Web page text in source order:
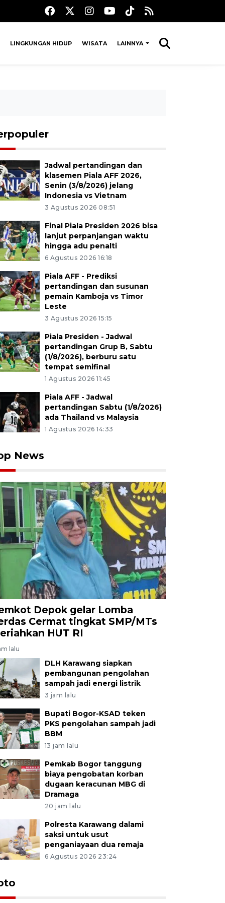
LINGKUNGAN HIDUP WISATA LAINNYA
Jadwal pertandingan dan
klasemen Piala AFF 2026,
Senin (3/8/2026) jelang
Indonesia vs Vietnam
3 Agustus 2026 08:51
Final Piala Presiden 2026 bisa
lanjut perpanjangan waktu
hingga adu penalti
6 Agustus 2026 16:18
Piala AFF - Prediksi
pertandingan dan susunan
pemain Kamboja vs Timor
Leste
3 Agustus 2026 15:15
Piala Presiden - Jadwal
pertandingan Grup B, Sabtu
(1/8/2026), berburu satu
tempat semifinal
1 Agustus 2026 11:45
Piala AFF - Jadwal
pertandingan Sabtu (1/8/2026)
ada Thailand vs Malaysia
1 Agustus 2026 14:33
News
Depok gelar Lomba
Cermat tingkat SMP/MTs
HUT RI
lalu
DLH Karawang siapkan
pembangunan pengolahan
sampah jadi energi listrik
3 jam lalu
Bupati Bogor-KSAD teken
PKS pengolahan sampah jadi
BBM
13 jam lalu
Pemkab Bogor tanggung
biaya pengobatan korban
dugaan keracunan MBG di
Dramaga
20 jam lalu
Polresta Karawang dalami
saksi untuk usut
penganiayaan dua remaja
6 Agustus 2026 23:24